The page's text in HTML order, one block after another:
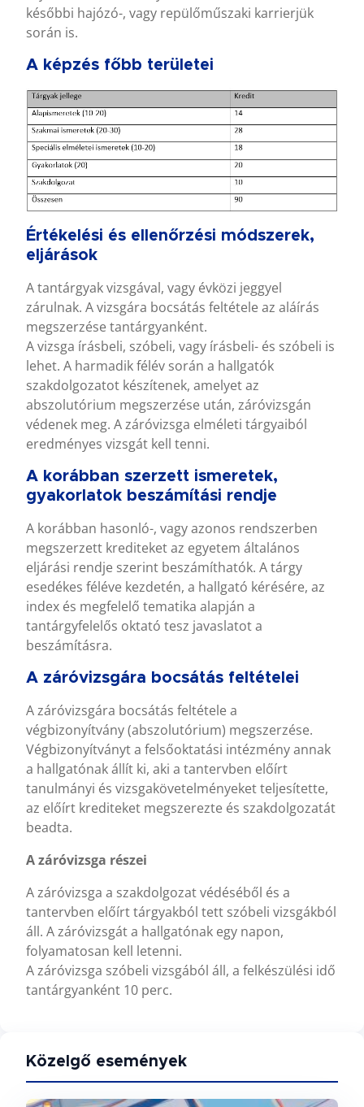
későbbi hajózó-, vagy repülőműszaki karrierjük
során is.
A képzés főbb területei
Értékelési és ellenőrzési módszerek,
eljárások
A tantárgyak vizsgával, vagy évközi jeggyel
zárulnak. A vizsgára bocsátás feltétele az aláírás
megszerzése tantárgyanként.
A vizsga írásbeli, szóbeli, vagy írásbeli- és szóbeli is
lehet. A harmadik félév során a hallgatók
szakdolgozatot készítenek, amelyet az
abszolutórium megszerzése után, záróvizsgán
védenek meg. A záróvizsga elméleti tárgyaiból
eredményes vizsgát kell tenni.
A korábban szerzett ismeretek,
gyakorlatok beszámítási rendje
A korábban hasonló-, vagy azonos rendszerben
megszerzett krediteket az egyetem általános
eljárási rendje szerint beszámíthatók. A tárgy
esedékes féléve kezdetén, a hallgató kérésére, az
index és megfelelő tematika alapján a
tantárgyfelelős oktató tesz javaslatot a
beszámításra.
A záróvizsgára bocsátás feltételei
A záróvizsgára bocsátás feltétele a
végbizonyítvány (abszolutórium) megszerzése.
Végbizonyítványt a felsőoktatási intézmény annak
a hallgatónak állít ki, aki a tantervben előírt
tanulmányi és vizsgakövetelményeket teljesítette,
az előírt krediteket megszerezte és szakdolgozatát
beadta.
A záróvizsga részei
A záróvizsga a szakdolgozat védéséből és a
tantervben előírt tárgyakból tett szóbeli vizsgákból
áll. A záróvizsgát a hallgatónak egy napon,
folyamatosan kell letenni.
A záróvizsga szóbeli vizsgából áll, a felkészülési idő
tantárgyanként 10 perc.
Közelgő események